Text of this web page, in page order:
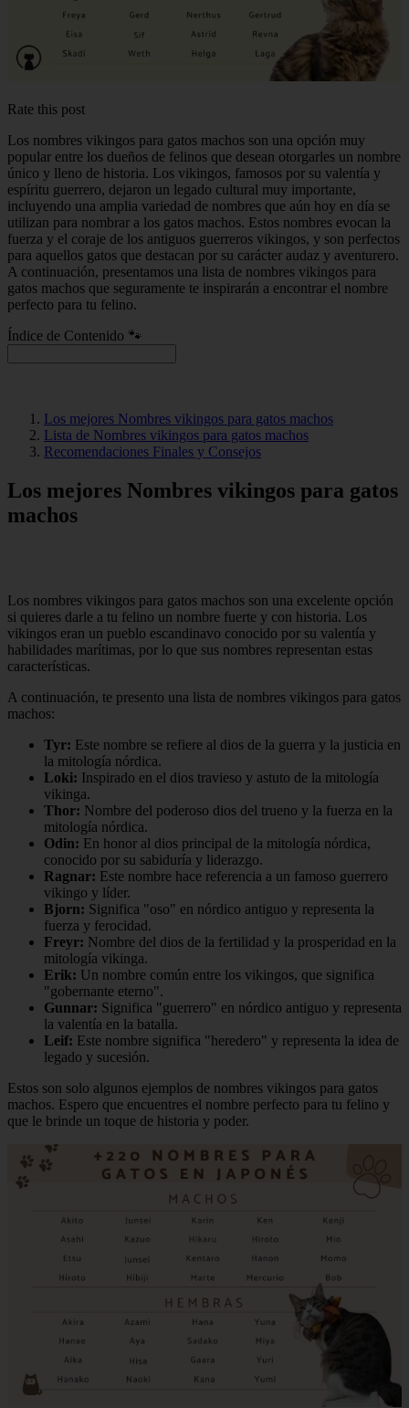
Rate this post
Los nombres vikingos para gatos machos son una opción muy
popular entre los dueños de felinos que desean otorgarles un nombre
único y lleno de historia. Los vikingos, famosos por su valentía y
espíritu guerrero, dejaron un legado cultural muy importante,
incluyendo una amplia variedad de nombres que aún hoy en día se
utilizan para nombrar a los gatos machos. Estos nombres evocan la
fuerza y el coraje de los antiguos guerreros vikingos, y son perfectos
para aquellos gatos que destacan por su carácter audaz y aventurero.
A continuación, presentamos una lista de nombres vikingos para
gatos machos que seguramente te inspirarán a encontrar el nombre
perfecto para tu felino.
Índice de Contenido 🐾
Los mejores Nombres vikingos para gatos machos
Lista de Nombres vikingos para gatos machos
Recomendaciones Finales y Consejos
Los mejores Nombres vikingos para gatos
machos
Los nombres vikingos para gatos machos son una excelente opción
si quieres darle a tu felino un nombre fuerte y con historia. Los
vikingos eran un pueblo escandinavo conocido por su valentía y
habilidades marítimas, por lo que sus nombres representan estas
características.
A continuación, te presento una lista de nombres vikingos para gatos
machos:
Tyr: Este nombre se refiere al dios de la guerra y la justicia en
la mitología nórdica.
Loki: Inspirado en el dios travieso y astuto de la mitología
vikinga.
Thor: Nombre del poderoso dios del trueno y la fuerza en la
mitología nórdica.
Odin: En honor al dios principal de la mitología nórdica,
conocido por su sabiduría y liderazgo.
Ragnar: Este nombre hace referencia a un famoso guerrero
vikingo y líder.
Bjorn: Significa "oso" en nórdico antiguo y representa la
fuerza y ferocidad.
Freyr: Nombre del dios de la fertilidad y la prosperidad en la
mitología vikinga.
Erik: Un nombre común entre los vikingos, que significa
"gobernante eterno".
Gunnar: Significa "guerrero" en nórdico antiguo y representa
la valentía en la batalla.
Leif: Este nombre significa "heredero" y representa la idea de
legado y sucesión.
Estos son solo algunos ejemplos de nombres vikingos para gatos
machos. Espero que encuentres el nombre perfecto para tu felino y
que le brinde un toque de historia y poder.